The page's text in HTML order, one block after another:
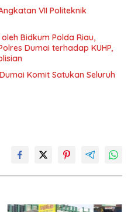
VII Politeknik
Bidkum Polda Riau,
Dumai terhadap KUHP,
Komit Satukan Seluruh